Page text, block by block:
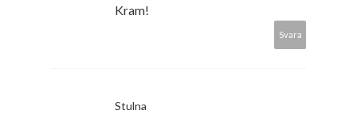
Kram!
Svara
Stulna